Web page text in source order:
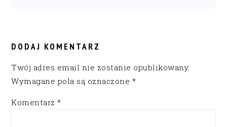
INTERACTIONS
DODAJ KOMENTARZ
Twój adres email nie zostanie opublikowany.
Wymagane pola są oznaczone *
Komentarz*